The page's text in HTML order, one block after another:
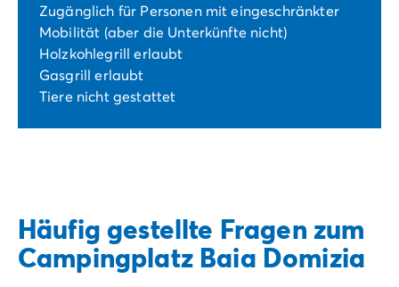
Zugänglich für Personen mit eingeschränkter
Mobilität (aber die Unterkünfte nicht)
Holzkohlegrill erlaubt
Gasgrill erlaubt
Tiere nicht gestattet
Häufig gestellte Fragen zum
Campingplatz Baia Domizia